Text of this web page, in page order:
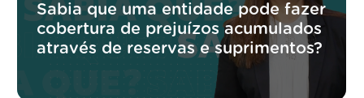
Sabia que uma entidade pode fazer
cobertura de prejuízos acumulados
através de reservas e suprimentos?